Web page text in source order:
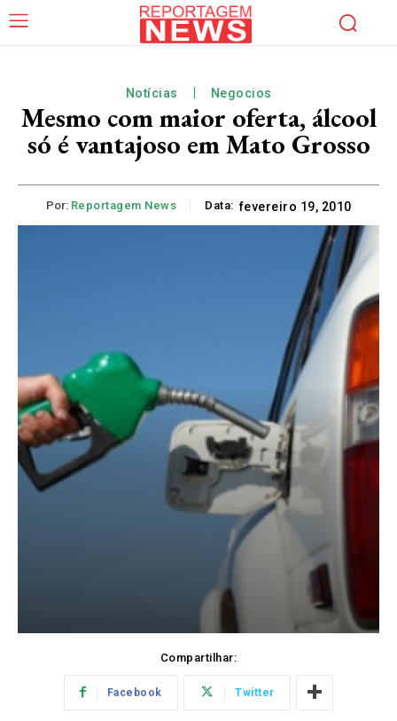
Notícias Negocios
Mesmo com maior oferta, álcool
só é vantajoso em Mato Grosso
Por: Reportagem News Data: fevereiro 19, 2010
Compartilhar:
Facebook Twitter